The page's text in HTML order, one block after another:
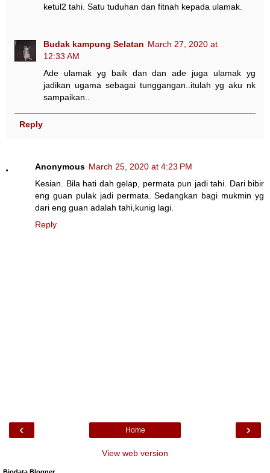
ketul2 tahi. Satu tuduhan dan fitnah kepada ulamak.
Budak kampung Selatan March 27, 2020 at
12:33 AM
Ade ulamak yg baik dan dan ade juga ulamak yg
jadikan ugama sebagai tunggangan..itulah yg aku nk
sampaikan..
Reply
Anonymous March 25, 2020 at 4:23 PM
Kesian. Bila hati dah gelap, permata pun jadi tahi. Dari bibir
eng guan pulak jadi permata. Sedangkan bagi mukmin yg
dari eng guan adalah tahi,kunig lagi.
Reply
‹ ›
Home
View web version